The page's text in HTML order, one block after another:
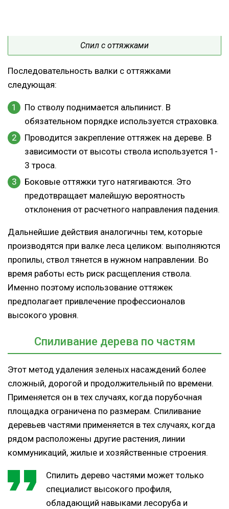
Спил с оттяжками
Последовательность валки с оттяжками
следующая:
По стволу поднимается альпинист. В
обязательном порядке используется страховка.
Проводится закрепление оттяжек на дереве. В
зависимости от высоты ствола используется 1-
3 троса.
Боковые оттяжки туго натягиваются. Это
предотвращает малейшую вероятность
отклонения от расчетного направления падения.
Дальнейшие действия аналогичны тем, которые
производятся при валке леса целиком: выполняются
пропилы, ствол тянется в нужном направлении. Во
время работы есть риск расщепления ствола.
Именно поэтому использование оттяжек
предполагает привлечение профессионалов
высокого уровня.
Спиливание дерева по частям
Этот метод удаления зеленых насаждений более
сложный, дорогой и продолжительный по времени.
Применяется он в тех случаях, когда порубочная
площадка ограничена по размерам. Спиливание
деревьев частями применяется в тех случаях, когда
рядом расположены другие растения, линии
коммуникаций, жилые и хозяйственные строения.
Спилить дерево частями может только
специалист высокого профиля,
обладающий навыками лесоруба и